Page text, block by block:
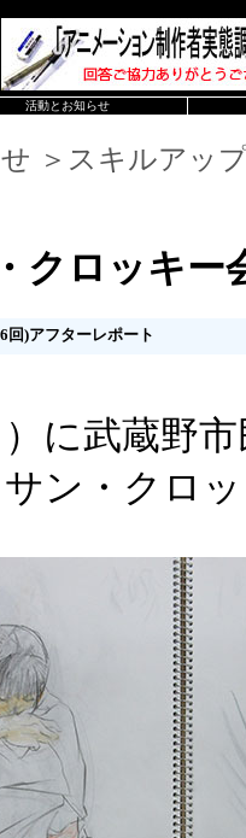
活動とお知らせ
せ ＞スキルアッ
クロッキー
回)アフターレポート
に武蔵野
ン・クロ